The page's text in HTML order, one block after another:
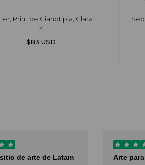
Print de Cianotipia, Clara
Z
$83 USD
de arte de Latam
Arte